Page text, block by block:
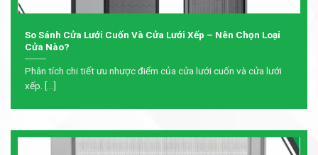
So Sánh Cửa Lưới Cuốn Và Cửa Lưới Xếp – Nên Chọn Loại
Cửa Nào?
Phân tích chi tiết ưu nhược điểm của cửa lưới cuốn và cửa lưới
xếp. [...]